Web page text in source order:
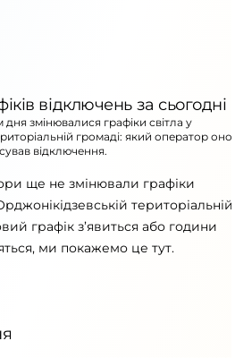
відключень за сьогодні
змінювалися графіки світла у
громаді: який оператор
відключення.
ще не змінювали графіки
територіальній
графік з’явиться або години
ми покажемо це тут.